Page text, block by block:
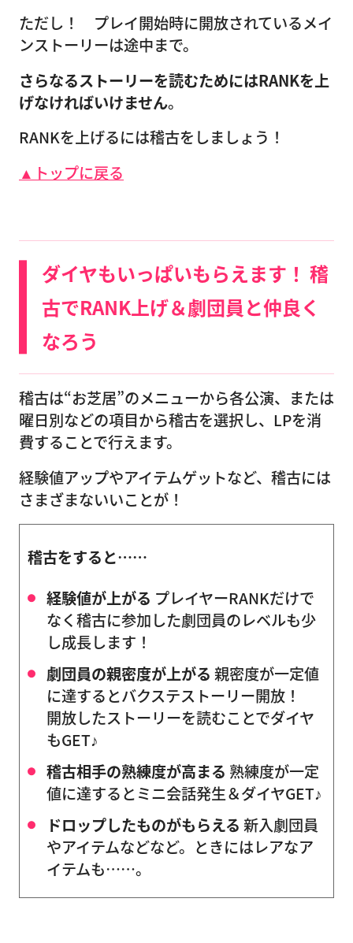
ただし！ プレイ開始時に開放されているメイ
ンストーリーは途中まで。
さらなるストーリーを読むためにはRANKを上
げなければいけません。
RANKを上げるには稽古をしましょう！
▲トップに戻る
ダイヤもいっぱいもらえます！ 稽
古でRANK上げ＆劇団員と仲良く
なろう
稽古は“お芝居”のメニューから各公演、または
曜日別などの項目から稽古を選択し、LPを消
費することで行えます。
経験値アップやアイテムゲットなど、稽古には
さまざまないいことが！
稽古をすると……
経験値が上がる プレイヤーRANKだけで
なく稽古に参加した劇団員のレベルも少
し成長します！
劇団員の親密度が上がる 親密度が一定値
に達するとバクステストーリー開放！
開放したストーリーを読むことでダイヤ
もGET♪
稽古相手の熟練度が高まる 熟練度が一定
値に達するとミニ会話発生＆ダイヤGET♪
ドロップしたものがもらえる 新入劇団員
やアイテムなどなど。ときにはレアなア
イテムも……。